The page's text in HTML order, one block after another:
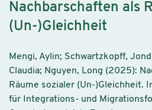
Nachbarschaften als
(Un-)Gleichheit
Mengi, Aylin; Schwartzkopff,
Claudia; Nguyen, Long (2025):
Räume sozialer (Un-)Gleichheit.
für Integrations- und